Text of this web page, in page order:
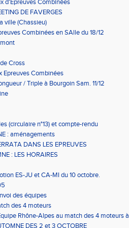
d'Epreuves Combinées
DE FAVERGES
ville (Chassieu)
Combinées en SAlle du 18/12
Cross
Epreuves Combinées
/ Triple à Bourgoin Sam. 11/12
(circulaire n°13) et compte-rendu
: aménagements
DANS LES EPREUVES
: LES HORAIRES
ES-JU et CA-MI du 10 octobre.
des équipes
des 4 moteurs
Rhône-Alpes au match des 4 moteurs à
DES 2 et 3 OCTOBRE